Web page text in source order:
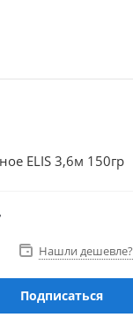
ELIS 3,6м 150гр
Нашли дешевле?
Подписаться